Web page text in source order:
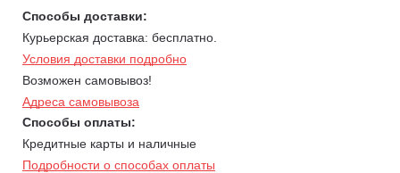
зависимости от условий работы. Насос не расходует масло
на холостом ходу.
Боковой натяжитель цепи позволяет легко и быстро
отрегулировать натяжение цепи.
Лето-Зима.
режим работы с летнего на зимний, обеспечивая подачу
теплого воздуха к карбюратору, чтобы внутри него не
образовался лед.
Способы доставки:
Курьерская доставка: бесплатно.
Условия доставки подробно
Возможен самовывоз!
Адреса самовывоза
Способы оплаты:
Кредитные карты и наличные
Подробности о способах оплаты